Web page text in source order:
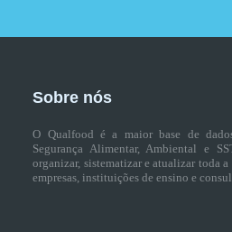
Sobre nós
O Qualfood é a maior base de
Segurança Alimentar, Ambiental e
organizar, sistematizar e atualizar toda
empresas, instituições de ensino e